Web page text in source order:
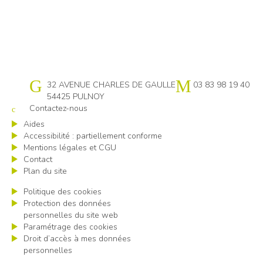
Cap emploi 54
32 AVENUE CHARLES DE GAULLE
54425 PULNOY
03 83 98 19 40
Contactez-nous
Aides
Accessibilité : partiellement conforme
Mentions légales et CGU
Contact
Plan du site
Politique des cookies
Protection des données
personnelles du site web
Paramétrage des cookies
Droit d’accès à mes données
personnelles